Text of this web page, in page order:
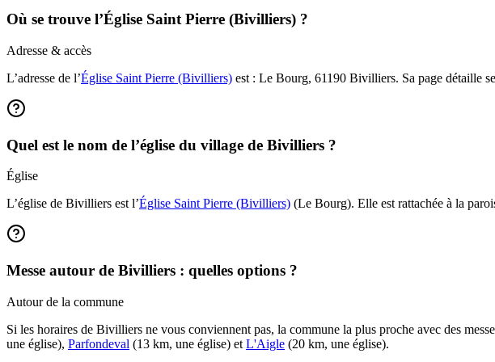
Où se trouve l’Église Saint Pierre (Bivilliers) ?
Adresse & accès
L’adresse de l’Église Saint Pierre (Bivilliers) est : Le Bourg, 61190 Bivilliers. Sa page détaille
Quel est le nom de l’église du village de Bivilliers ?
Église
L’église de Bivilliers est l’Église Saint Pierre (Bivilliers) (Le Bourg). Elle est rattachée à la
Messe autour de Bivilliers : quelles options ?
Autour de la commune
Si les horaires de Bivilliers ne vous conviennent pas, la commune la plus proche avec des
une église), Parfondeval (13 km, une église) et L'Aigle (20 km, une église).